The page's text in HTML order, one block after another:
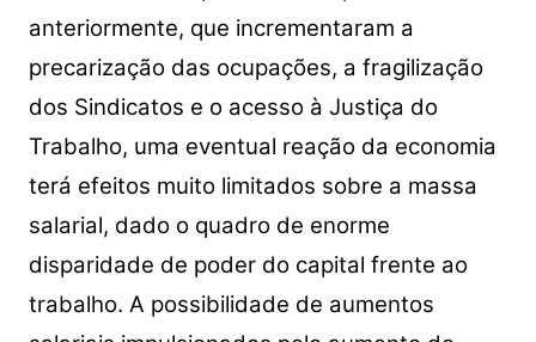
anteriormente, que incrementaram a
precarização das ocupações, a fragilização
dos Sindicatos e o acesso à Justiça do
Trabalho, uma eventual reação da economia
terá efeitos muito limitados sobre a massa
salarial, dado o quadro de enorme
disparidade de poder do capital frente ao
trabalho. A possibilidade de aumentos